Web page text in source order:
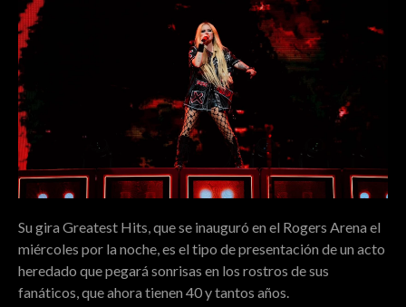
Su gira Greatest Hits, que se inauguró en el Rogers Arena el
miércoles por la noche, es el tipo de presentación de un acto
heredado que pegará sonrisas en los rostros de sus
fanáticos, que ahora tienen 40 y tantos años.